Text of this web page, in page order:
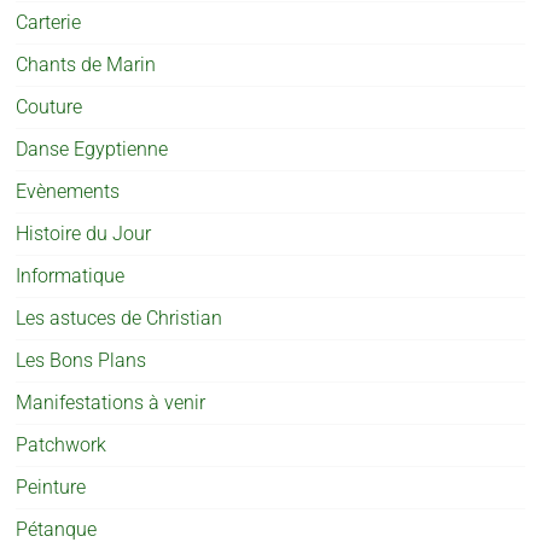
Carterie
Chants de Marin
Couture
Danse Egyptienne
Evènements
Histoire du Jour
Informatique
Les astuces de Christian
Les Bons Plans
Manifestations à venir
Patchwork
Peinture
Pétanque